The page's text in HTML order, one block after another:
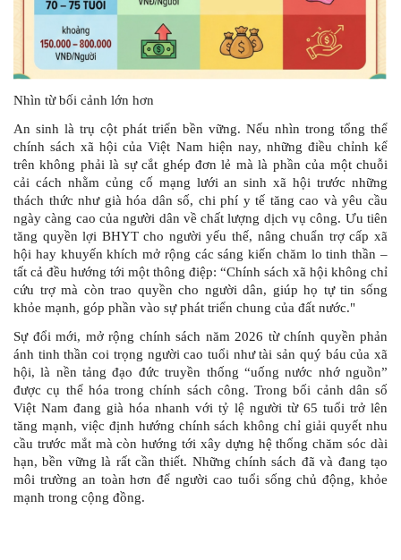
Nhìn từ bối cảnh lớn hơn
An sinh là trụ cột phát triển bền vững. Nếu nhìn trong tổng thể
chính sách xã hội của Việt Nam hiện nay, những điều chỉnh kể
trên không phải là sự cắt ghép đơn lẻ mà là phần của một chuỗi
cải cách nhằm củng cố mạng lưới an sinh xã hội trước những
thách thức như già hóa dân số, chi phí y tế tăng cao và yêu cầu
ngày càng cao của người dân về chất lượng dịch vụ công. Ưu tiên
tăng quyền lợi BHYT cho người yếu thế, nâng chuẩn trợ cấp xã
hội hay khuyến khích mở rộng các sáng kiến chăm lo tinh thần –
tất cả đều hướng tới một thông điệp: “Chính sách xã hội không chỉ
cứu trợ mà còn trao quyền cho người dân, giúp họ tự tin sống
khỏe mạnh, góp phần vào sự phát triển chung của đất nước."
Sự đổi mới, mở rộng chính sách năm 2026 từ chính quyền phản
ánh tinh thần coi trọng người cao tuổi như tài sản quý báu của xã
hội, là nền tảng đạo đức truyền thống “uống nước nhớ nguồn”
được cụ thể hóa trong chính sách công. Trong bối cảnh dân số
Việt Nam đang già hóa nhanh với tỷ lệ người từ 65 tuổi trở lên
tăng mạnh, việc định hướng chính sách không chỉ giải quyết nhu
cầu trước mắt mà còn hướng tới xây dựng hệ thống chăm sóc dài
hạn, bền vững là rất cần thiết. Những chính sách đã và đang tạo
môi trường an toàn hơn để người cao tuổi sống chủ động, khỏe
mạnh trong cộng đồng.